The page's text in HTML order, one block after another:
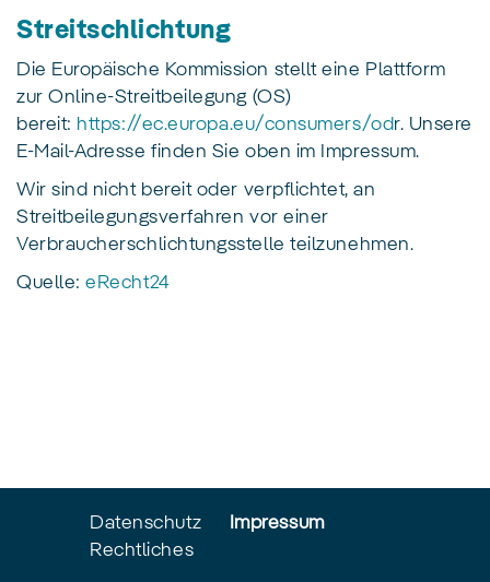
Streitschlichtung
Die Europäische Kommission stellt eine Plattform
zur Online-Streitbeilegung (OS)
bereit: https://ec.europa.eu/consumers/odr. Unsere
E-Mail-Adresse finden Sie oben im Impressum.
Wir sind nicht bereit oder verpflichtet, an
Streitbeilegungsverfahren vor einer
Verbraucherschlichtungsstelle teilzunehmen.
Quelle:eRecht24
Datenschutz
Impressum
Rechtliches